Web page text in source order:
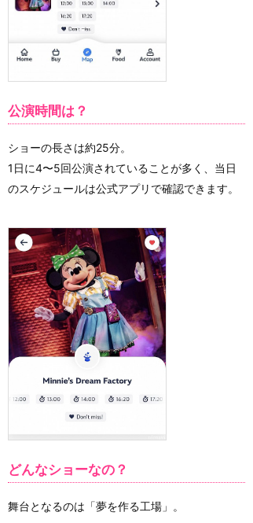
公演時間は？
ショーの長さは約25分。
1日に4〜5回公演されていることが多く、当日
のスケジュールは公式アプリで確認できます。
どんなショーなの？
舞台となるのは「夢を作る工場」。